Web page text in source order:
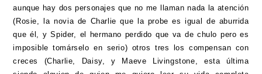
aunque hay dos personajes que no me llaman nada la atención
(Rosie, la novia de Charlie que la probe es igual de aburrida
que él, y Spider, el hermano perdido que va de chulo pero es
imposible tomárselo en serio) otros tres los compensan con
creces (Charlie, Daisy, y Maeve Livingstone, esta última